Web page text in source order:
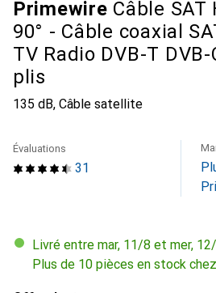
Primewire Câble SAT
90° - Câble coaxial
TV Radio DVB-T
plis
135 dB, Câble satellite
31
Évaluations
Livré entre mar, 11/8 et mer,
Plus de 10 pièces en stock